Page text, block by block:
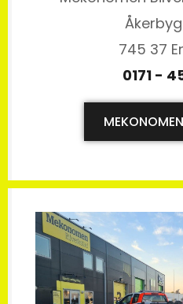
745 37
0171 -